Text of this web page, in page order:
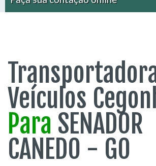
Veículos
Para SENADOR
CANEDO - GO